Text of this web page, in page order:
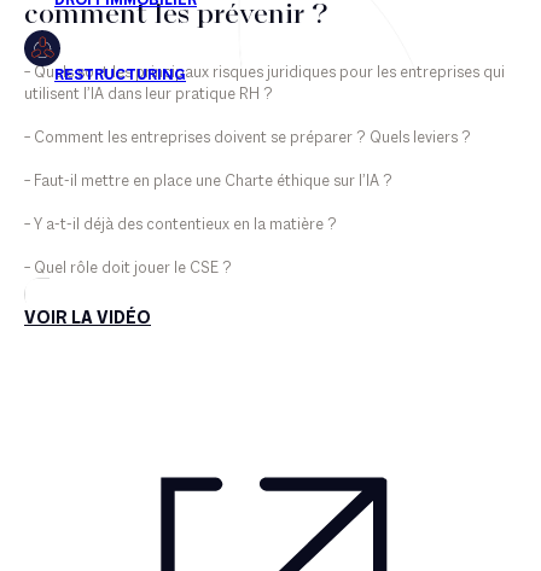
comment les prévenir ?
– Quels sont les principaux risques juridiques pour les entreprises qui
utilisent l’IA dans leur pratique RH ?
– Comment les entreprises doivent se préparer ? Quels leviers ?
– Faut-il mettre en place une Charte éthique sur l’IA ?
– Y a-t-il déjà des contentieux en la matière ?
– Quel rôle doit jouer le CSE ?
VOIR LA VIDÉO